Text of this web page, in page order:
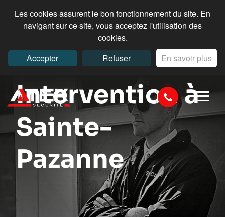
Les cookies assurent le bon fonctionnement du site. En
navigant sur ce site, vous acceptez l'utilisation des
cookies.
Accepter
Refuser En savoir plus
Intervention à
Sainte-
Pazanne